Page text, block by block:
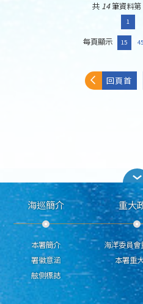
共 14筆資料第
1
每頁顯示 15 45
回頁首
海巡簡介
本署簡介
署徽意涵
舷側標誌
重大
海洋委員
本署重